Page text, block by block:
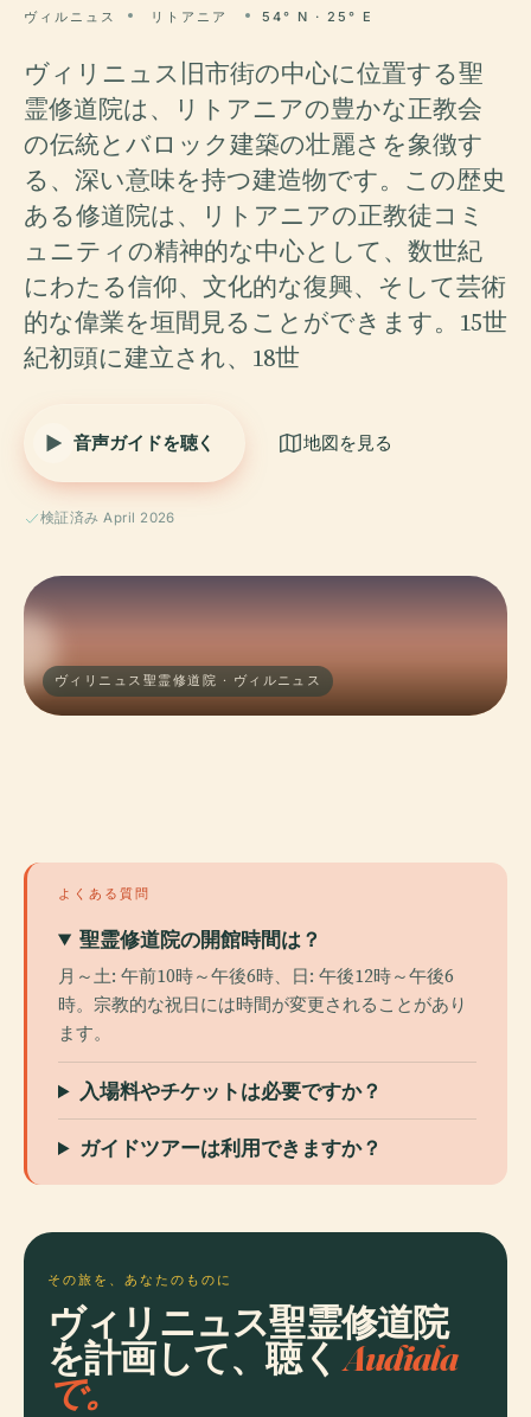
ヴィルニュス リトアニア 54° N · 25° E
ヴィリニュス旧市街の中心に位置する聖
霊修道院は、リトアニアの豊かな正教会
の伝統とバロック建築の壮麗さを象徴す
る、深い意味を持つ建造物です。この歴史
ある修道院は、リトアニアの正教徒コミ
ュニティの精神的な中心として、数世紀
にわたる信仰、文化的な復興、そして芸術
的な偉業を垣間見ることができます。15世
紀初頭に建立され、18世
音声ガイドを聴く 地図を見る
検証済み April 2026
ヴィリニュス聖霊修道院 · ヴィルニュス
よくある質問
聖霊修道院の開館時間は？
月～土: 午前10時～午後6時、日: 午後12時～午後6
時。宗教的な祝日には時間が変更されることがあり
ます。
入場料やチケットは必要ですか？
ガイドツアーは利用できますか？
その旅を、あなたのものに
ヴィリニュス聖霊修道院
を計画して、聴くAudiala
で。